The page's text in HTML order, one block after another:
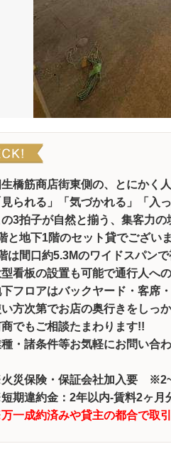
橋筋商店街東側の、とにかく
見られる」「気づかれる」「入
の3拍子が自然と揃う、集客力の
と地下1階のセット貸でございま
は間口約5.3Mのワイドスパン
看板の設置も可能で通行人へ
フロアはバックヤード・客席
方次第でお店の奥行きをしっ
でもご相談たまわります!!
・諸条件等お気軽にお問い合わ
災保険・保証会社加入要
期違約金：2年以内-賃料2ヶ月
一成約済みや貸主の都合で取